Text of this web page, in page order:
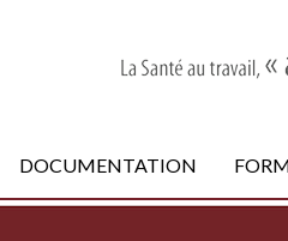
DOCUMENTATION